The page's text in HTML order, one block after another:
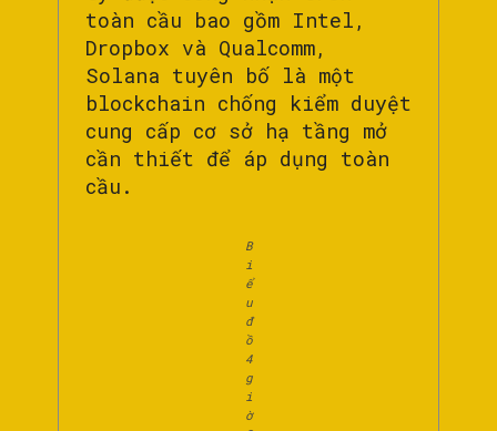
toàn cầu bao gồm Intel,
Dropbox và Qualcomm,
Solana tuyên bố là một
blockchain chống kiểm duyệt
cung cấp cơ sở hạ tầng mở
cần thiết để áp dụng toàn
cầu.
B
i
ể
u
đ
ồ
4
g
i
ờ